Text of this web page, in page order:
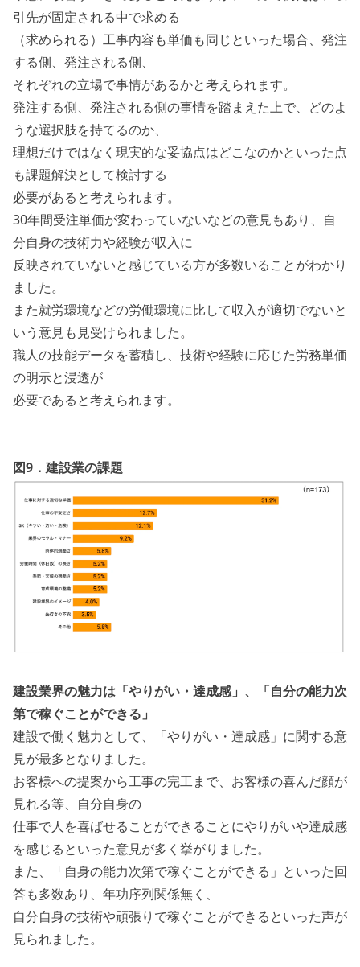
引先が固定される中で求める
（求められる）工事内容も単価も同じといった場合、発注
する側、発注される側、
それぞれの立場で事情があるかと考えられます。
発注する側、発注される側の事情を踏まえた上で、どのよ
うな選択肢を持てるのか、
理想だけではなく現実的な妥協点はどこなのかといった点
も課題解決として検討する
必要があると考えられます。
30年間受注単価が変わっていないなどの意見もあり、自
分自身の技術力や経験が収入に
反映されていないと感じている方が多数いることがわかり
ました。
また就労環境などの労働環境に比して収入が適切でないと
いう意見も見受けられました。
職人の技能データを蓄積し、技術や経験に応じた労務単価
の明示と浸透が
必要であると考えられます。
図9．建設業の課題
建設業界の魅力は「やりがい・達成感」、「自分の能力次
第で稼ぐことができる」
建設で働く魅力として、「やりがい・達成感」に関する意
見が最多となりました。
お客様への提案から工事の完工まで、お客様の喜んだ顔が
見れる等、自分自身の
仕事で人を喜ばせることができることにやりがいや達成感
を感じるといった意見が多く挙がりました。
また、「自身の能力次第で稼ぐことができる」といった回
答も多数あり、年功序列関係無く、
自分自身の技術や頑張りで稼ぐことができるといった声が
見られました。